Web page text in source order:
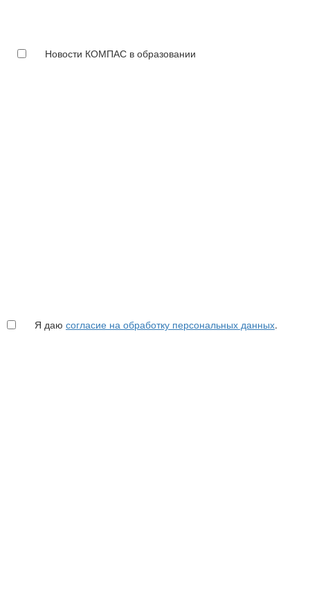
Новости КОМПАС в образовании
Я даю согласие на обработку персональных данных.